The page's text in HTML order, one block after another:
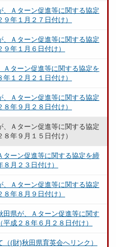
、Ａターン促進等に関する協定
年１月２７日付け）
、Ａターン促進等に関する協定
年１月６日付け）
Ａターン促進等に関する協定を
１２月２１日付け）
、Ａターン促進等に関する協定
年９月２８日付け）
、Ａターン促進等に関する協定
年９月１５日付け）
ターン促進等に関する協定を締
月２３日付け）
、Ａターン促進等に関する協定
年８月９日付け）
田県が、Ａターン促進等に関す
成２８年６月２８日付け）
(財)秋田県育英会へリンク）